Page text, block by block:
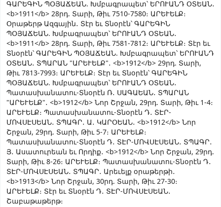
ԳԱՐԵԳԻՆ ՊՕՅԱՃԵԱՆ. Խմբագրապետ՝ ԵՐՈՒԱՆԴ ՕՏԵԱՆ․
<b>1911</b> 28րդ. Տարի, Թիւ 7510-7580։ ԱՐԵՒԵԼՔ։
Օրաթերթ Ազգային․ Տէր եւ Տնօրէն՝ ԳԱՐԵԳԻՆ
ՊՕՅԱՃԵԱՆ. Խմբագրապետ՝ ԵՐՈՒԱՆԴ ՕՏԵԱՆ․
<b>1911</b> 28րդ. Տարի, Թիւ 7581-7812։ ԱՐԵՒԵԼՔ։ Տէր եւ
Տնօրէն՝ ԳԱՐԵԳԻՆ ՊՕՅԱՃԵԱՆ. Խմբագրապետ՝ ԵՐՈՒԱՆԴ
ՕՏԵԱՆ․ ՏՊԱՐԱՆ "ԱՐԵՒԵԼՔ"․ <b>1912</b> 29րդ. Տարի,
Թիւ 7813-7993։ ԱՐԵՒԵԼՔ։ Տէր եւ Տնօրէն՝ ԳԱՐԵԳԻՆ
ՊՕՅԱՃԵԱՆ. Խմբագրապետ՝ ԵՐՈՒԱՆԴ ՕՏԵԱՆ․
Պատասխանատու-Տնօրէն Ռ․ ՍԱԳԱԵԱՆ․ ՏՊԱՐԱՆ
"ԱՐԵՒԵԼՔ"․ <b>1912</b> Նոր Շրջան, 29րդ. Տարի, Թիւ 1-4։
ԱՐԵՒԵԼՔ։ Պատասխանատու-Տնօրէն Դ․ ՏԷՐ-
ՄՈՎՍԷՍԵԱՆ․ ՏՊԱԳՐ․ Ա․ ԿԱՐՕԵԱՆ․ <b>1912</b> Նոր
Շրջան, 29րդ. Տարի, Թիւ 5-7։ ԱՐԵՒԵԼՔ։
Պատասխանատու-Տնօրէն Դ․ ՏԷՐ-ՄՈՎՍԷՍԵԱՆ․ ՏՊԱԳՐ․
Յ․ Ասատուրեան եւ Որդիք․ <b>1912</b> Նոր Շրջան, 29րդ.
Տարի, Թիւ 8-26։ ԱՐԵՒԵԼՔ։ Պատասխանատու-Տնօրէն Դ․
ՏԷՐ-ՄՈՎՍԷՍԵԱՆ․ ՏՊԱԳՐ․ Արեւելք օրաթերթի․
<b>1913</b> Նոր Շրջան, 30րդ. Տարի, Թիւ 27-30։
ԱՐԵՒԵԼՔ։ Տէր եւ Տնօրէն Դ․ ՏԷՐ-ՄՈՎՍԷՍԵԱՆ․
Շաբաթաթերթ։